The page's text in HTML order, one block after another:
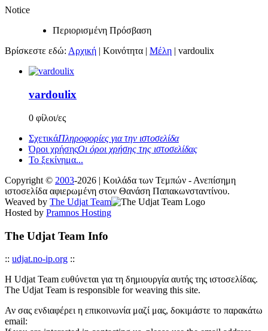
Notice
Περιορισμένη Πρόσβαση
Βρίσκεστε εδώ: Αρχική | Κοινότητα | Μέλη | vardoulix
vardoulix
0 φίλοι/ες
ΣχετικάΠληροφορίες για την ιστοσελίδα
Όροι χρήσηςΟι όροι χρήσης της ιστοσελίδας
Το ξεκίνημα...
Copyright © 2003-2026 | Κοιλάδα των Τεμπών - Ανεπίσημη
ιστοσελίδα αφιερωμένη στον Θανάση Παπακωνσταντίνου.
Weaved by The Udjat Team
Hosted by Pramnos Hosting
The Udjat Team Info
:: udjat.no-ip.org ::
Η Udjat Team ευθύνεται για τη δημιουργία αυτής της ιστοσελίδας.
The Udjat Team is responsible for weaving this site.
Αν σας ενδιαφέρει η επικοινωνία μαζί μας, δοκιμάστε το παρακάτω
email: